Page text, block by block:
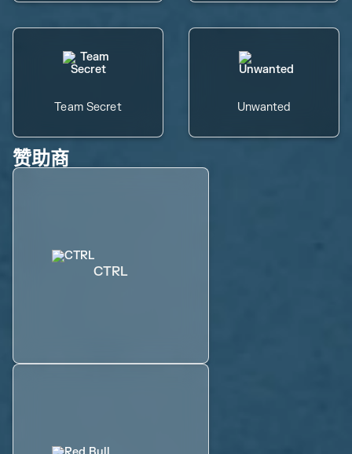
Team Secret Unwanted
赞助商
CTRL